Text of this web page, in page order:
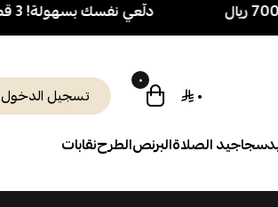
دلّعي نفسك بسهولة! 3 قطع بـ 250 ريال فقط 🎁 + شحن مجاني فوق 700 ريال
٠
٠ تسجيل الدخول
سجاجيد الصلاةالبرنصالطرحنقابات